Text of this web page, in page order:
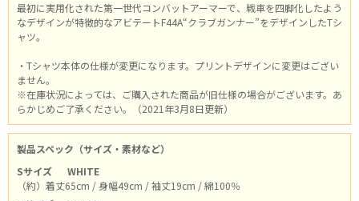
最初に実用化された第一世代コンバットアーマーで、戦車を四脚化したよう
なデザインが特徴的なアビテートF44A“クラブガンナー”をデザインしたTシ
ャツ。
・Tシャツ本体の仕様が変更になります。プリントデザインに変更はござい
ません。
※在庫状況によっては、ご購入された商品が旧仕様の場合がございます。あ
らかじめご了承ください。（2021年3月8日更新）
製品スペック（サイズ・素材など）
Sサイズ
WHITE
（約）着丈65cm / 身幅49cm / 袖丈19cm / 綿100％